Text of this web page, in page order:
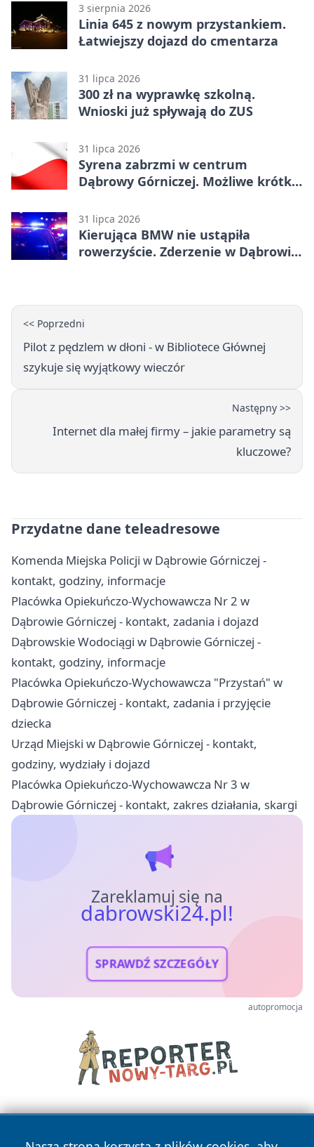
3 sierpnia 2026
Linia 645 z nowym przystankiem.
Łatwiejszy dojazd do cmentarza
31 lipca 2026
300 zł na wyprawkę szkolną.
Wnioski już spływają do ZUS
31 lipca 2026
Syrena zabrzmi w centrum
Dąbrowy Górniczej. Możliwe krótkie
31 lipca 2026
Kierująca BMW nie ustąpiła
rowerzyście. Zderzenie w Dąbrowie
<< Poprzedni
Pilot z pędzlem w dłoni - w Bibliotece Głównej
szykuje się wyjątkowy wieczór
Następny >>
Internet dla małej firmy – jakie parametry są
kluczowe?
Przydatne dane teleadresowe
Komenda Miejska Policji w Dąbrowie Górniczej -
kontakt, godziny, informacje
Placówka Opiekuńczo-Wychowawcza Nr 2 w
Dąbrowie Górniczej - kontakt, zadania i dojazd
Dąbrowskie Wodociągi w Dąbrowie Górniczej -
kontakt, godziny, informacje
Placówka Opiekuńczo-Wychowawcza "Przystań" w
Dąbrowie Górniczej - kontakt, zadania i przyjęcie
dziecka
Urząd Miejski w Dąbrowie Górniczej - kontakt,
godziny, wydziały i dojazd
Placówka Opiekuńczo-Wychowawcza Nr 3 w
Dąbrowie Górniczej - kontakt, zakres działania, skargi
Zareklamuj się na
dabrowski24.pl!
SPRAWDŹ SZCZEGÓŁY
autopromocja